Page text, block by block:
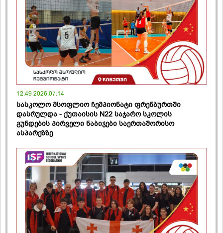
12:49 2026.07.14
სასკოლო მსოფლიო ჩემპიონატი ფრენბურთში
დასრულდა - ქუთაისის N22 საჯარო სკოლის
გუნდების პირველი ნაბიჯები საერთაშორისო
ასპარეზზე